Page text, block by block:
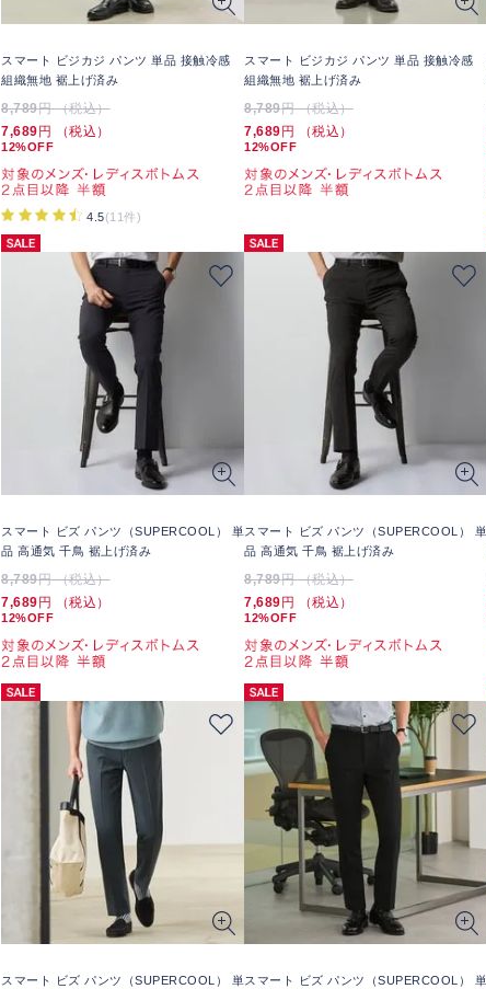
スマート ビジカジ パンツ 単品 接触冷感
組織無地 裾上げ済み
8,789円 （税込）
7,689円 （税込）
12%OFF
4.5(11件)
スマート ビジカジ パンツ 単品 接触冷感
組織無地 裾上げ済み
8,789円 （税込）
7,689円 （税込）
12%OFF
スマート ビズ パンツ（SUPERCOOL） 単
品 高通気 千鳥 裾上げ済み
8,789円 （税込）
7,689 円 （税込）
12%OFF
スマート ビズ パンツ（SUPERCOOL） 単
品 高通気 千鳥 裾上げ済み
8,789円 （税込）
7,689 円 （税込）
12%OFF
スマート ビズ パンツ（SUPERCOOL） 単 スマート ビズ パンツ（SUPERCOOL） 単